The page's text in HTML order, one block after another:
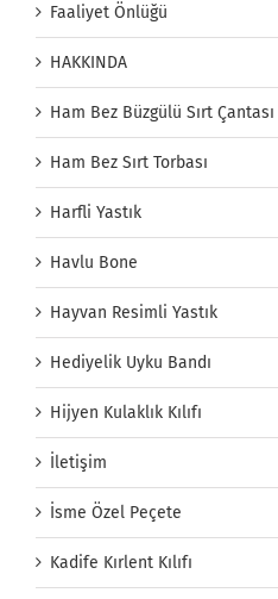
Faaliyet Önlüğü
HAKKINDA
Ham Bez Büzgülü Sırt Çantası
Ham Bez Sırt Torbası
Harfli Yastık
Havlu Bone
Hayvan Resimli Yastık
Hediyelik Uyku Bandı
Hijyen Kulaklık Kılıfı
İletişim
İsme Özel Peçete
Kadife Kırlent Kılıfı